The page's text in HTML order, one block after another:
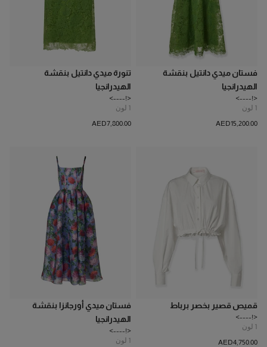
فستان ميدي دانتيل بنقشة
الهيدرانجيا
<!---->
1 لون
AED‌15,200.00
تنورة ميدي دانتيل بنقشة
الهيدرانجيا
<!---->
1 لون
AED‌7,800.00
قميص قصير بخصر برباط
<!---->
1 لون
AED‌4,750.00
فستان ميدي أورجانزا بنقشة
الهيدرانجيا
<!---->
1 لون